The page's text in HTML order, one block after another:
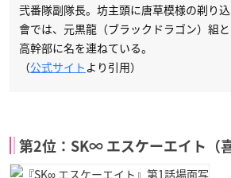
弐番隊副隊長。坊主頭に唐草模様の剃り
會では、元黒龍（ブラックドラゴン）組
高幹部に名を連ねている。
（公式サイト より引用）
第2位：SK∞ エスケーエイト（